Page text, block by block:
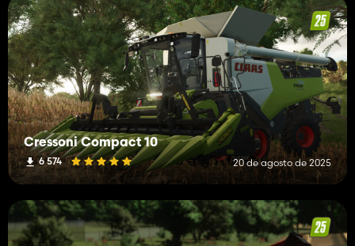
Cressoni Compact 10
6 574 20 de agosto de 2025